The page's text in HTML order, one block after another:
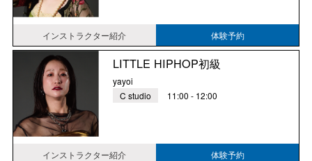
インストラクター紹介 体験予約
LITTLE HIPHOP初級
yayoi
C studio
11:00 - 12:00
インストラクター紹介 体験予約